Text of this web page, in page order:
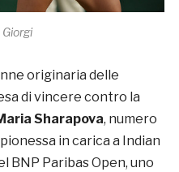
originaria delle
di vincere contro la
Sharapova, numero
in carica a Indian
BNP Paribas Open, uno